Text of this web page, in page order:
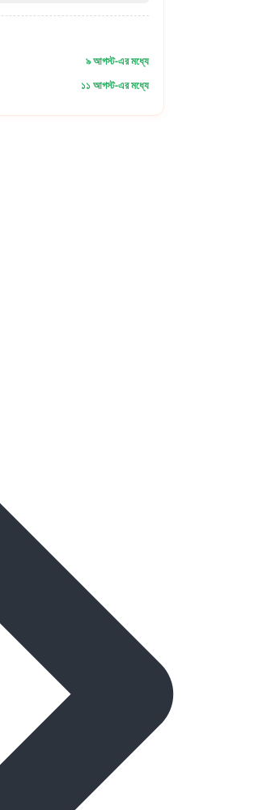
৯ আগস্ট-এর মধ্যে
১১ আগস্ট-এর মধ্যে